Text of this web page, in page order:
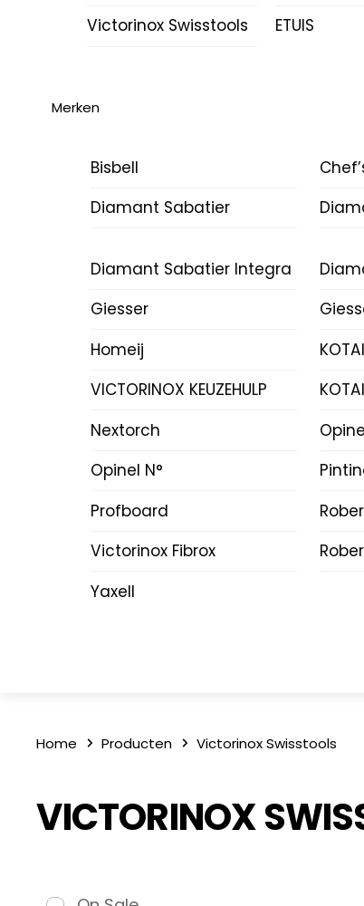
Victorinox Swisstools
ETUIS
Merken
Bisbell
Diamant Sabatier
Diamant Sabatier Integra
Giesser
Homeij
KOTAI
VICTORINOX KEUZEHULP
Nextorch
Opinel N°
Profboard
Victorinox Fibrox
Yaxell
Home Producten Victorinox Swisstools
VICTORINOX